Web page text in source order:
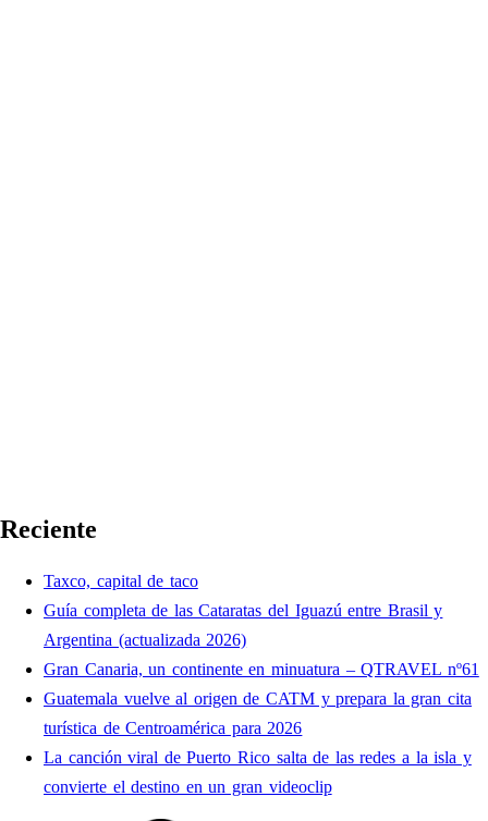
Reciente
Taxco, capital de taco
Guía completa de las Cataratas del Iguazú entre Brasil y
Argentina (actualizada 2026)
Gran Canaria, un continente en minuatura – QTRAVEL nº61
Guatemala vuelve al origen de CATM y prepara la gran cita
turística de Centroamérica para 2026
La canción viral de Puerto Rico salta de las redes a la isla y
convierte el destino en un gran videoclip